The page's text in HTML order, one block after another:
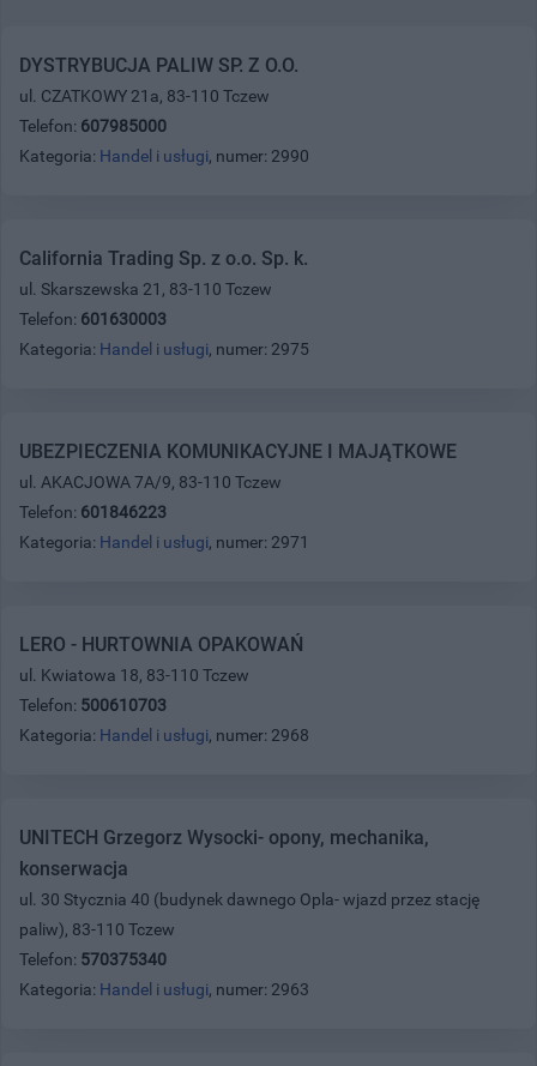
DYSTRYBUCJA PALIW SP. Z O.O.
ul. CZATKOWY 21a, 83-110 Tczew
Telefon: 607985000
Kategoria: Handel i usługi, numer: 2990
California Trading Sp. z o.o. Sp. k.
ul. Skarszewska 21, 83-110 Tczew
Telefon: 601630003
Kategoria: Handel i usługi, numer: 2975
UBEZPIECZENIA KOMUNIKACYJNE I MAJĄTKOWE
ul. AKACJOWA 7A/9, 83-110 Tczew
Telefon: 601846223
Kategoria: Handel i usługi, numer: 2971
LERO - HURTOWNIA OPAKOWAŃ
ul. Kwiatowa 18, 83-110 Tczew
Telefon: 500610703
Kategoria: Handel i usługi, numer: 2968
UNITECH Grzegorz Wysocki- opony, mechanika,
konserwacja
ul. 30 Stycznia 40 (budynek dawnego Opla- wjazd przez stację
paliw), 83-110 Tczew
Telefon: 570375340
Kategoria: Handel i usługi, numer: 2963